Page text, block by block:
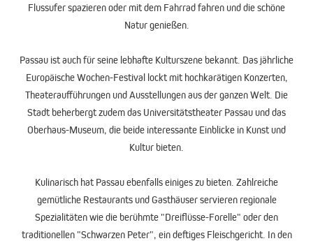
Flussufer spazieren oder mit dem Fahrrad fahren und die schöne
Natur genießen.
Passau ist auch für seine lebhafte Kulturszene bekannt. Das jährliche
Europäische Wochen-Festival lockt mit hochkarätigen Konzerten,
Theateraufführungen und Ausstellungen aus der ganzen Welt. Die
Stadt beherbergt zudem das Universitätstheater Passau und das
Oberhaus-Museum, die beide interessante Einblicke in Kunst und
Kultur bieten.
Kulinarisch hat Passau ebenfalls einiges zu bieten. Zahlreiche
gemütliche Restaurants und Gasthäuser servieren regionale
Spezialitäten wie die berühmte "Dreiflüsse-Forelle" oder den
traditionellen "Schwarzen Peter", ein deftiges Fleischgericht. In den